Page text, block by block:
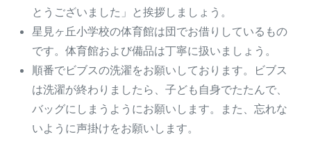
とうございました」と挨拶しましょう。
星見ヶ丘小学校の体育館は団でお借りしているもの
です。体育館および備品は丁寧に扱いましょう。
順番でビブスの洗濯をお願いしております。ビブス
は洗濯が終わりましたら、子ども自身でたたんで、
バッグにしまうようにお願いします。また、忘れな
いように声掛けをお願いします。